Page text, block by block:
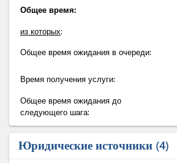
Общее время:
из которых:
Общее время ожидания в очереди:
Время получения услуги:
Общее время ожидания до
следующего шага:
Юридические источники 4